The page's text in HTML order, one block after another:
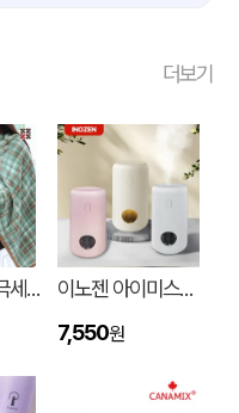
더보기
마일드똑딱이극세사담요
이노젠 아이미스트 에어 무드등 휴대용 무선가습기
7,550원